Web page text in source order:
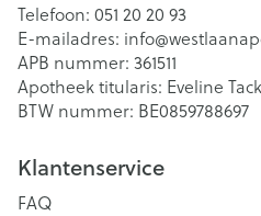
Telefoon: 051 20 20 93
E-mailadres: info@
APB nummer: 361511
Apotheek titularis: Eveline Tack
BTW nummer: BE0859788697
Klantenservice
FAQ